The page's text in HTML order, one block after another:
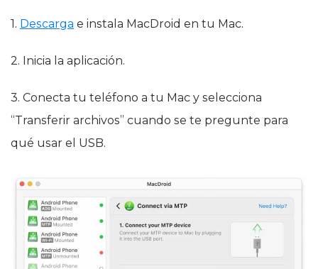
1. Descarga e instala MacDroid en tu Mac.
2. Inicia la aplicación.
3. Conecta tu teléfono a tu Mac y selecciona
“Transferir archivos” cuando se te pregunte para
qué usar el USB.